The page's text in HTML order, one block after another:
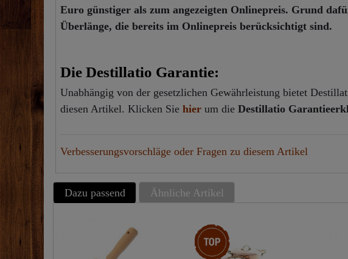
Euro günstiger als zum angezeigten Onlinepreis. Grund
Überlänge, die bereits im Onlinepreis berücksichtigt sind.
Die Destillatio Garantie:
Unabhängig von der gesetzlichen Gewährleistung bietet
diesen Artikel. Klicken Sie hierum die Destillatio
Verbesserungsvorschläge oder Fragen zu diesem Artikel
Dazu passend Ähnliche Artikel
Top-Artikel